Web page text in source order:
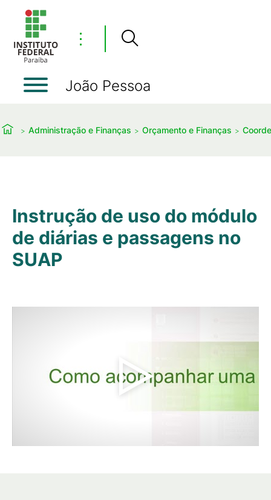
⋮
João Pessoa
Administração e Finanças Orçamento e Finanças
Instrução de uso do módulo
de diárias e passagens no
SUAP